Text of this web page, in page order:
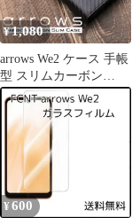
¥1,080
arrows We2 ケース 手帳
型 スリムカーボン
arrows We2 F-52E
FCG02 スマホケース ス
マホカバー ベルト無し
手帳 カバー マグネット
we2 アローズwe2
docomo au 楽天モバイ
ル UQ mobile SIMフリ
ー
¥ 600